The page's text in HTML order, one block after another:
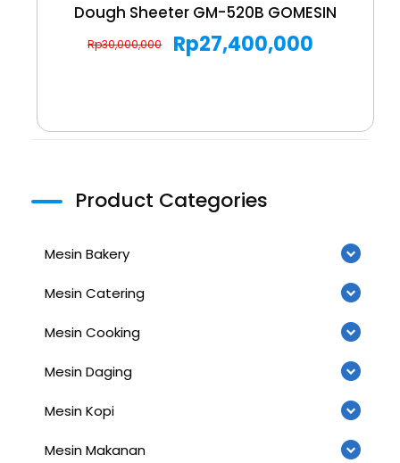
Dough Sheeter GM-520B GOMESIN
Rp27,400,000
Rp30,000,000
Product Categories
Mesin Bakery
Mesin Catering
Mesin Cooking
Mesin Daging
Mesin Kopi
Mesin Makanan